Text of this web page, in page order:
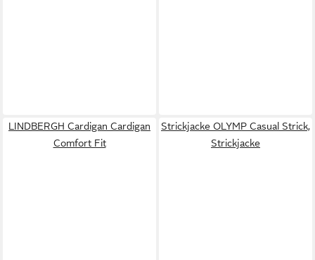
LINDBERGH Cardigan Cardigan
Comfort Fit
Strickjacke OLYMP Casual Strick,
Strickjacke